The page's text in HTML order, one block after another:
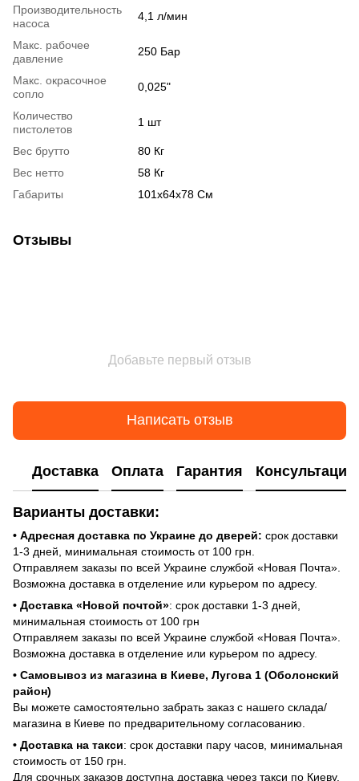
Производительность
насоса
4,1 л/мин
Макс. рабочее
давление
250 Бар
Макс. окрасочное
сопло
0,025"
Количество
пистолетов
1 шт
Вес брутто
80 Кг
Вес нетто
58 Кг
Габариты
101x64x78 См
Отзывы
Добавьте первый отзыв
Написать отзыв
Доставка Оплата Гарантия Консультация
Варианты доставки:
• Адресная доставка по Украине до дверей: срок доставки
1-3 дней, минимальная стоимость от 100 грн.
Отправляем заказы по всей Украине службой «Новая Почта».
Возможна доставка в отделение или курьером по адресу.
• Доставка «Новой почтой»: срок доставки 1-3 дней,
минимальная стоимость от 100 грн
Отправляем заказы по всей Украине службой «Новая Почта».
Возможна доставка в отделение или курьером по адресу.
• Самовывоз из магазина в Киеве, Лугова 1 (Оболонский
район)
Вы можете самостоятельно забрать заказ с нашего склада/
магазина в Киеве по предварительному согласованию.
• Доставка на такси: срок доставки пару часов, минимальная
стоимость от 150 грн.
Для срочных заказов доступна доставка через такси по Киеву.